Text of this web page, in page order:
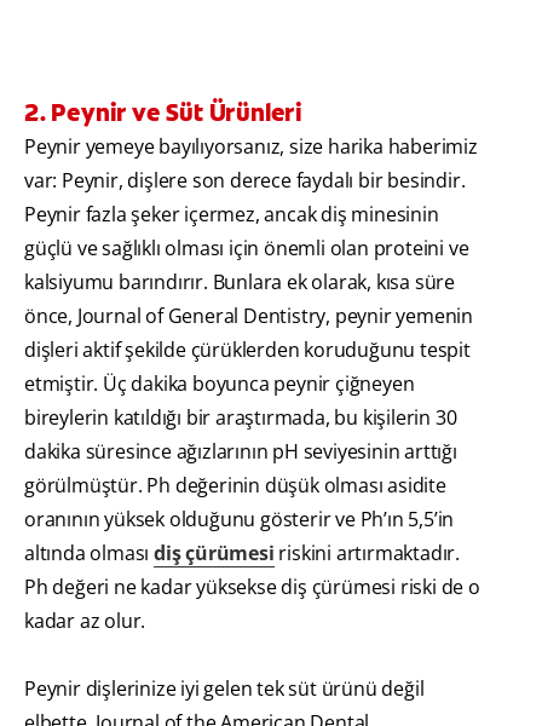
2. Peynir ve Süt Ürünleri
Peynir yemeye bayılıyorsanız, size harika haberimiz
var: Peynir, dişlere son derece faydalı bir besindir.
Peynir fazla şeker içermez, ancak diş minesinin
güçlü ve sağlıklı olması için önemli olan proteini ve
kalsiyumu barındırır. Bunlara ek olarak, kısa süre
önce, Journal of General Dentistry, peynir yemenin
dişleri aktif şekilde çürüklerden koruduğunu tespit
etmiştir. Üç dakika boyunca peynir çiğneyen
bireylerin katıldığı bir araştırmada, bu kişilerin 30
dakika süresince ağızlarının pH seviyesinin arttığı
görülmüştür. Ph değerinin düşük olması asidite
oranının yüksek olduğunu gösterir ve Ph’ın 5,5’in
altında olmasıdiş çürümesi riskini artırmaktadır.
Ph değeri ne kadar yüksekse diş çürümesi riski de o
kadar az olur.
Peynir dişlerinize iyi gelen tek süt ürünü değil